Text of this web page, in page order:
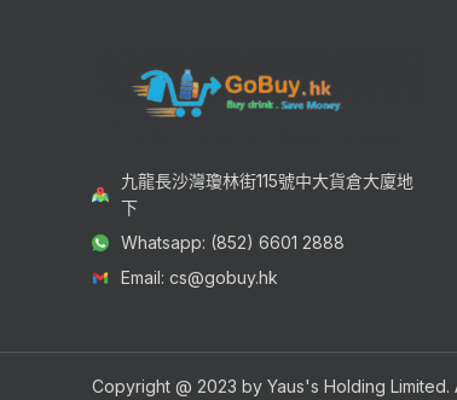
九龍長沙灣瓊林街115號中大貨倉大廈地
下
Whatsapp: (852) 6601 2888
Email: cs@gobuy.hk
Copyright @ 2023 by Yaus's Holding